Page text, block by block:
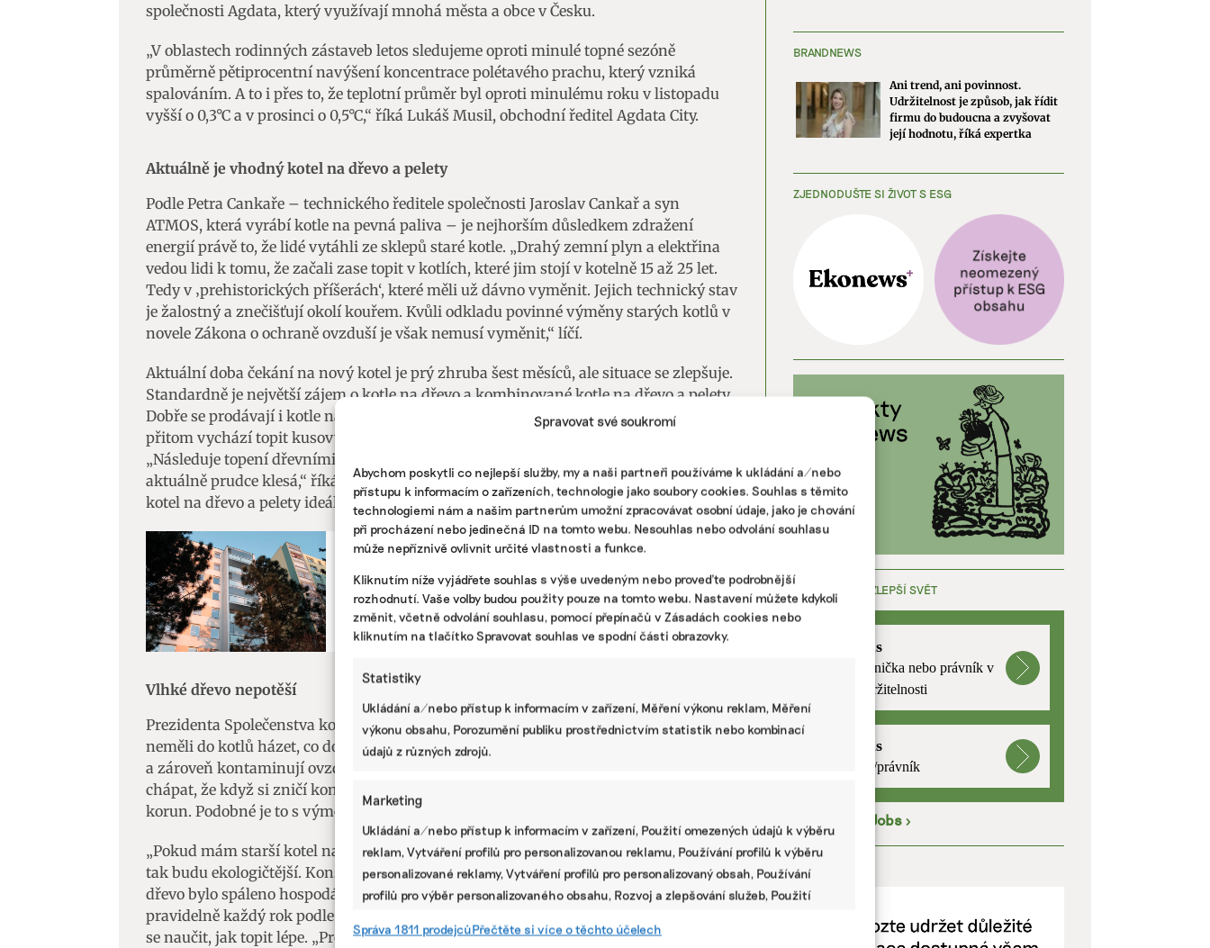
Spravovat své soukromí
Abychom poskytli co nejlepší služby, my a naši partneři používáme k ukládání a/nebo
přístupu k informacím o zařízeních, technologie jako soubory cookies. Souhlas s těmito
technologiemi nám a našim partnerům umožní zpracovávat osobní údaje, jako je chování
při procházení nebo jedinečná ID na tomto webu. Nesouhlas nebo odvolání souhlasu
může nepříznivě ovlivnit určité vlastnosti a funkce.
Kliknutím níže vyjádřete souhlas s výše uvedeným nebo proveďte podrobnější
rozhodnutí. Vaše volby budou použity pouze na tomto webu. Nastavení můžete kdykoli
změnit, včetně odvolání souhlasu, pomocí přepínačů v Zásadách cookies nebo
kliknutím na tlačítko Spravovat souhlas ve spodní části obrazovky.
Statistiky
Ukládání a/nebo přístup k informacím v zařízení, Měření výkonu reklam, Měření
výkonu obsahu, Porozumění publiku prostřednictvím statistik nebo kombinací
údajů z různých zdrojů.
Marketing
Ukládání a/nebo přístup k informacím v zařízení, Použití omezených údajů k výběru
reklam, Vytváření profilů pro personalizovanou reklamu, Používání profilů k výběru
personalizované reklamy, Vytváření profilů pro personalizovaný obsah, Používání
profilů pro výběr personalizovaného obsahu, Rozvoj a zlepšování služeb, Použití
Správa 1811 prodejcůPřečtěte si více o těchto účelech
společnosti Agdata, který využívají mnohá města a obce v Česku.
„V oblastech rodinných zástaveb letos sledujeme oproti minulé topné sezóně
průměrně pětiprocentní navýšení koncentrace polétavého prachu, který vzniká
spalováním. A to i přes to, že teplotní průměr byl oproti minulému roku v listopadu
vyšší o 0,3°C a v prosinci o 0,5°C,“ říká Lukáš Musil, obchodní ředitel Agdata City.
Aktuálně je vhodný kotel na dřevo a pelety
Podle Petra Cankaře – technického ředitele společnosti Jaroslav Cankař a syn
ATMOS, která vyrábí kotle na pevná paliva – je nejhorším důsledkem zdražení
energií právě to, že lidé vytáhli ze sklepů staré kotle. „Drahý zemní plyn a elektřina
vedou lidi k tomu, že začali zase topit v kotlích, které jim stojí v kotelně 15 až 25 let.
Tedy v ‚prehistorických příšerách‘, které měli už dávno vyměnit. Jejich technický stav
je žalostný a znečišťují okolí kouřem. Kvůli odkladu povinné výměny starých kotlů v
novele Zákona o ochraně ovzduší je však nemusí vyměnit,“ líčí.
Aktuální doba čekání na nový kotel je prý zhruba šest měsíců, ale situace se zlepšuje.
Standardně je největší zájem o kotle na dřevo a kombinované kotle na dřevo a pelety.
Dobře se prodávají i kotle na pelety a speciální zplynovací kotle na uhlí. Nejlevněji
přitom vychází topit kusovým dřevem, dále hnědým uhlím a uhelnými briketami.
„Následuje topení dřevními peletami, kde cena byla krátkodobě na vyšší úrovni, ale
aktuálně prudce klesá,“ říká Cankař. Sám by zákazníkům doporučil kombinovaný
kotel na dřevo a pelety ideálně zapojený s akumulační nádrží.
Nová zelená úsporám Light pomůže lidem s nízkými
příjmy, ale nejde ji využít na vše
Vlhké dřevo nepotěší
Prezidenta Společenstva kominíků ČR Jaroslav Schön si myslí, že by lidé především
neměli do kotlů házet, co do nich nepatří. Trvale je tím poškozují, stejně jako komíny,
a zároveň kontaminují ovzduší v lokalitě, kde sami žijí. „Doufám, že lidé už začínají
chápat, že když si zničí komín, jeho rekonstrukce může vyjít třeba až na 50 tisíc
korun. Podobné je to s výměnou kotle,“ varuje Schön.
„Pokud mám starší kotel na uhlí, nemá cenu si nalhávat, že když budu topit dřevem,
tak budu ekologičtější. Konstrukce kotle na uhlí je jiná. Neumožňuje, aby v něm
dřevo bylo spáleno hospodárně a ekologicky,“ vysvětluje expert s tím, že stačí
pravidelně každý rok podle zákona o požární ochraně provádět kontroly a i díky nim
se naučit, jak topit lépe. „Problém jsou ale domácnosti, kde nás ani nezavolají. Tam to
BRANDNEWS
Ani trend, ani povinnost.
Udržitelnost je způsob, jak řídit
firmu do budoucna a zvyšovat
její hodnotu, říká expertka
ZJEDNODUŠTE SI ŽIVOT S ESG
PRÁCE, KTERÁ ZLEPŠÍ SVĚT
mutualus
Stáž: právnička nebo právník v
oblasti udržitelnosti
mutualus
právnička/právník
EkoJobs >
PODPOŘTE NÁS